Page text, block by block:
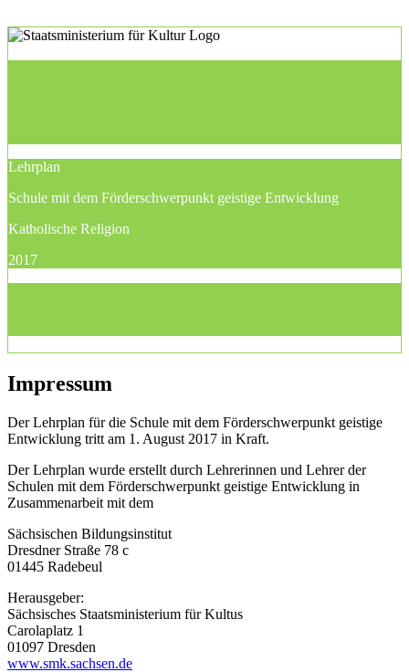
Lehrplan
Schule mit dem Förderschwerpunkt geistige Entwicklung
Katholische Religion
2017
Impressum
Der Lehrplan für die Schule mit dem Förderschwerpunkt geistige
Entwicklung tritt am 1. August 2017 in Kraft.
Der Lehrplan wurde erstellt durch Lehrerinnen und Lehrer der
Schulen mit dem Förderschwerpunkt geistige Entwicklung in
Zusammenarbeit mit dem
Sächsischen Bildungsinstitut
Dresdner Straße 78 c
01445 Radebeul
Herausgeber:
Sächsisches Staatsministerium für Kultus
Carolaplatz 1
01097 Dresden
www.smk.sachsen.de